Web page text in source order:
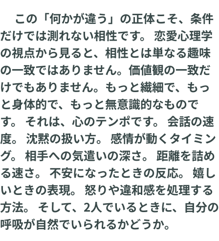
この「何かが違う」の正体こそ、条件
だけでは測れない相性です。 恋愛心理学
の視点から見ると、相性とは単なる趣味
の一致ではありません。価値観の一致だ
けでもありません。もっと繊細で、もっ
と身体的で、もっと無意識的なもので
す。 それは、心のテンポです。 会話の速
度。 沈黙の扱い方。 感情が動くタイミン
グ。 相手への気遣いの深さ。 距離を詰め
る速さ。 不安になったときの反応。 嬉し
いときの表現。 怒りや違和感を処理する
方法。 そして、2人でいるときに、自分の
呼吸が自然でいられるかどうか。